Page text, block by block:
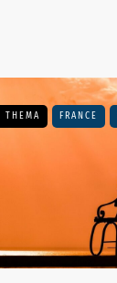
THEMA FRANCE